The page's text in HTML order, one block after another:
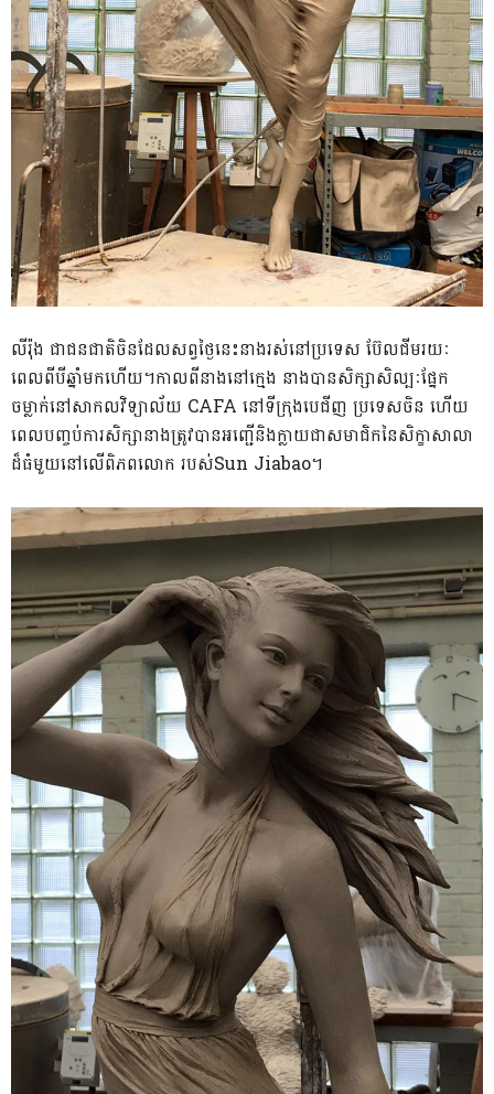
លីរ៉ុង ជាជនជាតិចិនដែលសព្វថ្ងៃនេះនាងរស់នៅប្រទេស ប៊ែលជីមរយៈ
ពេលពីបីឆ្នាំមកហើយ។កាលពីនាងនៅក្មេង នាងបានសិក្សាសិល្បៈផ្នែក
ចម្លាក់នៅសាកលវិទ្យាល័យ CAFA នៅទីក្រុងបេជីញ ប្រទេសចិន ហើយ
ពេលបញ្ចប់ការសិក្សានាងត្រូវបានអញ្ជើនិងក្លាយជាសមាជិកនៃសិក្ខាសាលា
ដ៏ធំមួយនៅលើពិភពលោក របស់Sun Jiabao។